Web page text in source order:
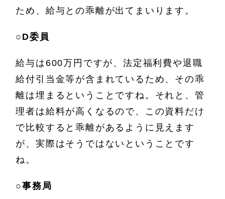
ため、給与との乖離が出てまいります。
○ D委員
給与は600万円ですが、法定福利費や退職
給付引当金等が含まれているため、その乖
離は埋まるということですね。それと、管
理者は給料が高くなるので、この資料だけ
で比較すると乖離があるように見えます
が、実際はそうではないということです
ね。
○事務局